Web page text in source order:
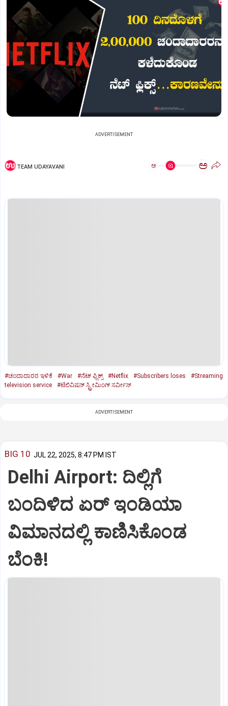
ADVERTISEMENT
TEAM UDAYAVANI ಅ ಅ
#ಚಂದಾದಾರರ ಇಳಿಕೆ #War #ನೆಟ್ ಫ್ಲಿಕ್ಸ್ #Netflix #Subscribers loses
#Streaming
television service
#ಟೆಲಿವಿಷನ್ ಸ್ಟ್ರೀಮಿಂಗ್ ಸರ್ವೀಸ್
ADVERTISEMENT
BIG 10 JUL 22, 2025, 8:47 PM IST
Delhi Airport: ದಿಲ್ಲಿಗೆ
ಬಂದಿಳಿದ ಏರ್‌ ಇಂಡಿಯಾ
ವಿಮಾನದಲ್ಲಿ ಕಾಣಿಸಿಕೊಂಡ
ಬೆಂಕಿ!